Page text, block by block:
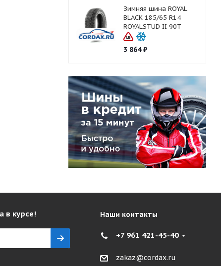
Зимняя шина ROYAL
BLACK 185/65 R14
ROYALSTUD II 90T
3 864₽
в курсе! Наши контакты
+7 961 421-45-40
zakaz@cordax.ru